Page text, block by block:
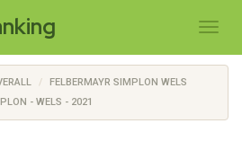
FELBERMAYR SIMPLON WELS
- WELS - 2021